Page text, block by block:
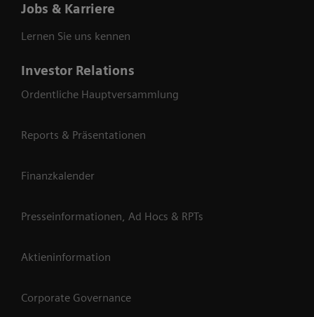
Jobs & Karriere
Lernen Sie uns kennen
Investor Relations
Ordentliche Hauptversammlung
Reports & Präsentationen
Finanzkalender
Presseinformationen, Ad Hocs & RPTs
Aktieninformation
Corporate Governance